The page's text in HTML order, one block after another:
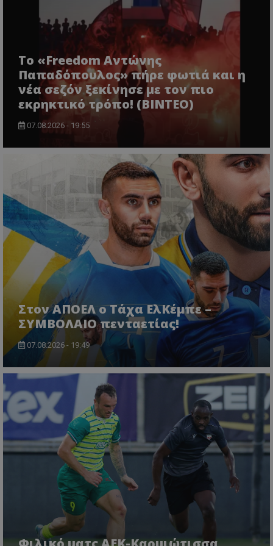
Το «Freedom Αντώνης
Παπαδόπουλος» πήρε φωτιά και η
νέα σεζόν ξεκίνησε με τον πιο
εκρηκτικό τρόπο! (ΒΙΝΤΕΟ)
07.08.2026 - 19:55
Στον ΑΠΟΕΛ ο Τάχα ΕλΚέμπε –
ΣΥΜΒΟΛΑΙΟ πενταετίας!
07.08.2026 - 19:49